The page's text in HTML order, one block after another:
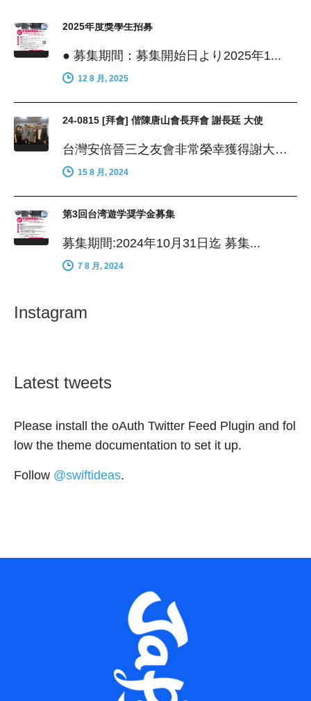
2025年度獎學生招募
● 募集期間：募集開始日より2025年1...
12 8 月, 2025
24-0815 [拜會] 偕陳唐山會長拜會 謝長廷 大使
台灣安倍晉三之友會非常榮幸獲得謝大使首肯...
15 8 月, 2024
第3回台湾遊学奨学金募集
募集期間:2024年10月31日迄 募集...
7 8 月, 2024
Instagram
Latest tweets
Please install the oAuth Twitter Feed Plugin and fol
low the theme documentation to set it up.
Follow @swiftideas.